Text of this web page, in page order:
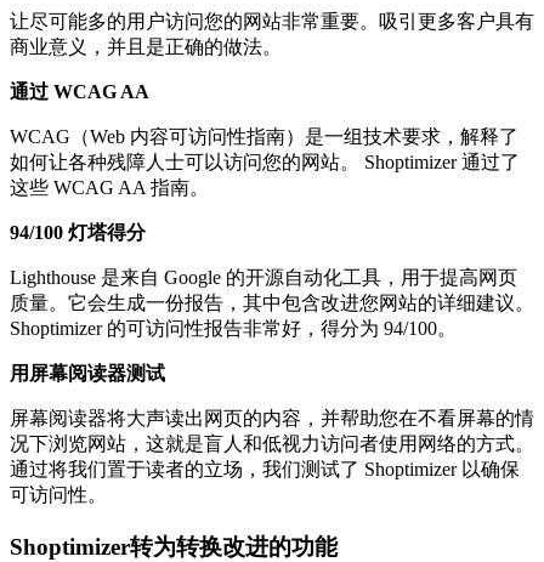
让尽可能多的用户访问您的网站非常重要。吸引更多客户具有
商业意义，并且是正确的做法。
通过 WCAG AA
WCAG（Web 内容可访问性指南）是一组技术要求，解释了
如何让各种残障人士可以访问您的网站。 Shoptimizer 通过了
这些 WCAG AA 指南。
94/100 灯塔得分
Lighthouse 是来自 Google 的开源自动化工具，用于提高网页
质量。它会生成一份报告，其中包含改进您网站的详细建议。
Shoptimizer 的可访问性报告非常好，得分为 94/100。
用屏幕阅读器测试
屏幕阅读器将大声读出网页的内容，并帮助您在不看屏幕的情
况下浏览网站，这就是盲人和低视力访问者使用网络的方式。
通过将我们置于读者的立场，我们测试了 Shoptimizer 以确保
可访问性。
Shoptimizer转为转换改进的功能